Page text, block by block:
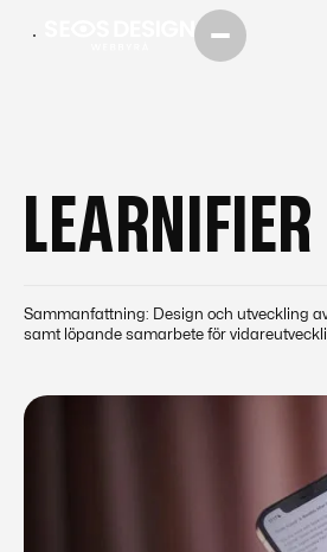
LEARNIFIER
Sammanfattning: Design och utveckling
samt löpande samarbete för